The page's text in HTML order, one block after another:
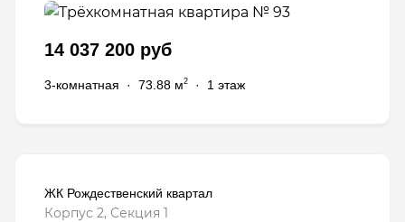
14 037 200 руб
3-комнатная · 73.88 м2 · 1 этаж
ЖК Рождественский квартал
Корпус 2, Секция 1